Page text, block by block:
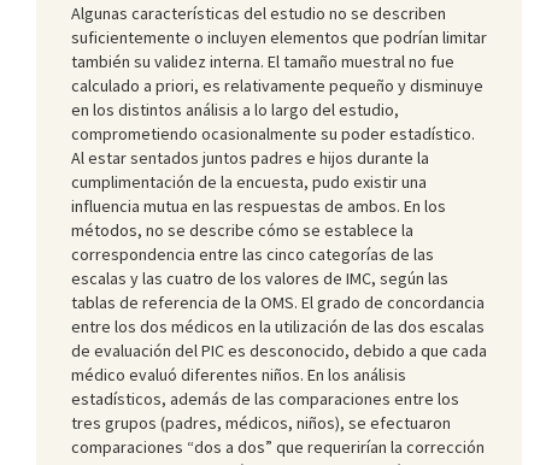
Algunas características del estudio no se describen
suficientemente o incluyen elementos que podrían limitar
también su validez interna. El tamaño muestral no fue
calculado a priori, es relativamente pequeño y disminuye
en los distintos análisis a lo largo del estudio,
comprometiendo ocasionalmente su poder estadístico.
Al estar sentados juntos padres e hijos durante la
cumplimentación de la encuesta, pudo existir una
influencia mutua en las respuestas de ambos. En los
métodos, no se describe cómo se establece la
correspondencia entre las cinco categorías de las
escalas y las cuatro de los valores de IMC, según las
tablas de referencia de la OMS. El grado de concordancia
entre los dos médicos en la utilización de las dos escalas
de evaluación del PIC es desconocido, debido a que cada
médico evaluó diferentes niños. En los análisis
estadísticos, además de las comparaciones entre los
tres grupos (padres, médicos, niños), se efectuaron
comparaciones “dos a dos” que requerirían la corrección